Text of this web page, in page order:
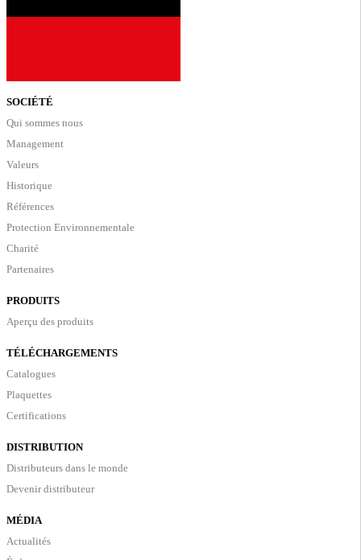
SOCIÉTÉ
Qui sommes nous
Management
Valeurs
Historique
Références
Protection Environnementale
Charité
Partenaires
PRODUITS
Aperçu des produits
TÉLÉCHARGEMENTS
Catalogues
Plaquettes
Certifications
DISTRIBUTION
Distributeurs dans le monde
Devenir distributeur
MÉDIA
Actualités